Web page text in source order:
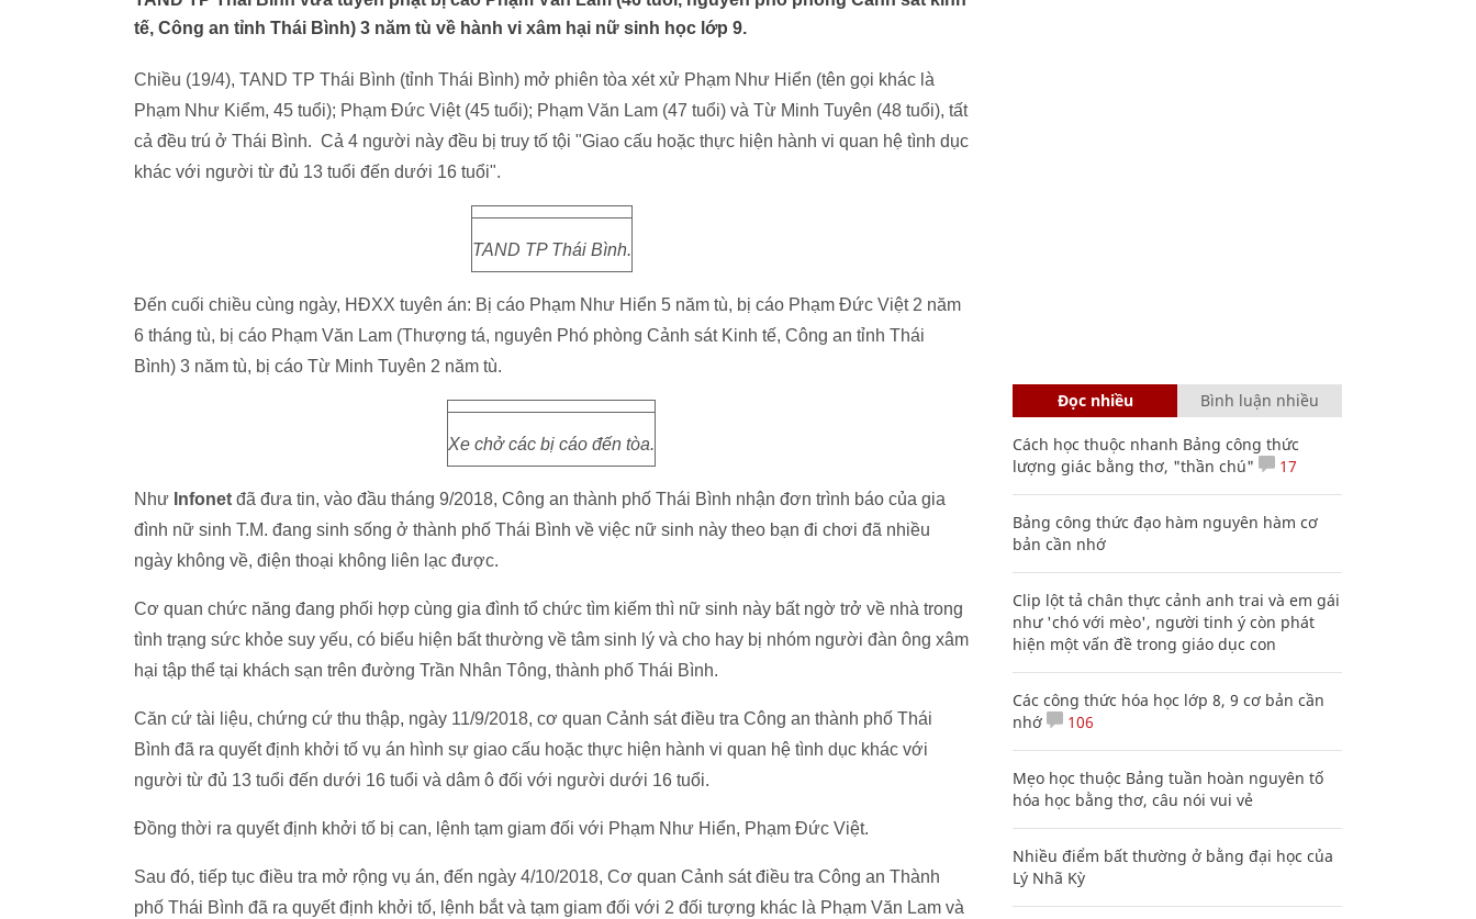
tế, Công an tỉnh Thái Bình) 3 năm tù về hành vi xâm hại nữ sinh học lớp 9.
Chiều (19/4), TAND TP Thái Bình (tỉnh Thái Bình) mở phiên tòa xét xử Phạm Như Hiển (tên gọi khác là
Phạm Như Kiểm, 45 tuổi); Phạm Đức Việt (45 tuổi); Phạm Văn Lam (47 tuổi) và Từ Minh Tuyên (48 tuổi), tất
cả đều trú ở Thái Bình. Cả 4 người này đều bị truy tố tội "Giao cấu hoặc thực hiện hành vi quan hệ tình dục
khác với người từ đủ 13 tuổi đến dưới 16 tuổi".
TAND TP Thái Bình.
Đến cuối chiều cùng ngày, HĐXX tuyên án: Bị cáo Phạm Như Hiển 5 năm tù, bị cáo Phạm Đức Việt 2 năm
6 tháng tù, bị cáo Phạm Văn Lam (Thượng tá, nguyên Phó phòng Cảnh sát Kinh tế, Công an tỉnh Thái
Bình) 3 năm tù, bị cáo Từ Minh Tuyên 2 năm tù.
Xe chở các bị cáo đến tòa.
Như Infonet đã đưa tin, vào đầu tháng 9/2018, Công an thành phố Thái Bình nhận đơn trình báo của gia
đình nữ sinh T.M. đang sinh sống ở thành phố Thái Bình về việc nữ sinh này theo bạn đi chơi đã nhiều
ngày không về, điện thoại không liên lạc được.
Cơ quan chức năng đang phối hợp cùng gia đình tổ chức tìm kiếm thì nữ sinh này bất ngờ trở về nhà trong
tình trạng sức khỏe suy yếu, có biểu hiện bất thường về tâm sinh lý và cho hay bị nhóm người đàn ông xâm
hại tập thể tại khách sạn trên đường Trần Nhân Tông, thành phố Thái Bình.
Căn cứ tài liệu, chứng cứ thu thập, ngày 11/9/2018, cơ quan Cảnh sát điều tra Công an thành phố Thái
Bình đã ra quyết định khởi tố vụ án hình sự giao cấu hoặc thực hiện hành vi quan hệ tình dục khác với
người từ đủ 13 tuổi đến dưới 16 tuổi và dâm ô đối với người dưới 16 tuổi.
Đồng thời ra quyết định khởi tố bị can, lệnh tạm giam đối với Phạm Như Hiển, Phạm Đức Việt.
Sau đó, tiếp tục điều tra mở rộng vụ án, đến ngày 4/10/2018, Cơ quan Cảnh sát điều tra Công an Thành
phố Thái Bình đã ra quyết định khởi tố, lệnh bắt và tạm giam đối với 2 đối tượng khác là Phạm Văn Lam và
Đọc nhiều Bình luận nhiều
Cách học thuộc nhanh Bảng công thức
lượng giác bằng thơ, "thần chú"
17
Bảng công thức đạo hàm nguyên hàm cơ
bản cần nhớ
Clip lột tả chân thực cảnh anh trai và em gái
như 'chó với mèo', người tinh ý còn phát
hiện một vấn đề trong giáo dục con
Các công thức hóa học lớp 8, 9 cơ bản cần
nhớ
106
Mẹo học thuộc Bảng tuần hoàn nguyên tố
hóa học bằng thơ, câu nói vui vẻ
Nhiều điểm bất thường ở bằng đại học của
Lý Nhã Kỳ